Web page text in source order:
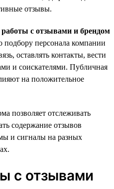
отзывы.
с отзывами и брендом
подбору персонала компании
оставлять контакты, вести
и соискателями. Публичная
на положительное
позволяет отслеживать
содержание отзывов
и сигналы на разных
с отзывами